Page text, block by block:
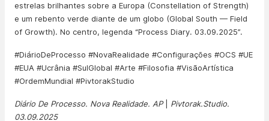
estrelas brilhantes sobre a Europa (Constellation of Strength)
e um rebento verde diante de um globo (Global South — Field
of Growth). No centro, legenda “Process Diary. 03.09.2025”.
#DiárioDeProcesso #NovaRealidade #Configurações #OCS #UE
#EUA #Ucrânia #SulGlobal #Arte #Filosofia #VisãoArtística
#OrdemMundial #PivtorakStudio
Diário De Processo. Nova Realidade. AP
Pivtorak.Studio.
03.09.2025